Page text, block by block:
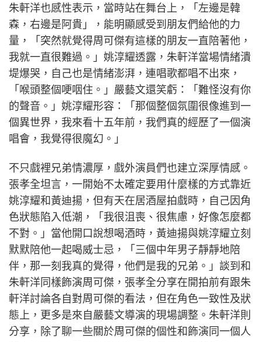
朱軒洋也感性表示，當時站在舞台上，「左邊是韓
森，右邊是阿貴」，能明顯感受到朋友們給他的力
量，「突然就覺得周可傑有這樣的朋友一直陪著他，
我就一直很難過。」姚淳耀透露，朱軒洋當場情緒潰
堤爆哭，自己也是情緒澎湃，連唱歌都唱不出來，
「喉頭整個哽咽住。」嚴藝文還笑虧：「難怪沒有你
的聲音。」姚淳耀形容：「那個整個氛圍很像進到一
個異世界，我來看十五年前，我們真的經歷了一個演
唱會，我覺得很魔幻。」
不只戲裡兄弟情濃厚，戲外演員們也建立深厚情感。
張孝全坦言，一開始不太確定要用什麼樣的方式靠近
姚淳耀和黃迪揚，但有天在居酒屋拍戲時，自己因角
色狀態陷入低潮，「我很沮喪、很焦慮，好像怎麼都
不對。」當他開口說想喝酒時，黃迪揚與姚淳耀立刻
默默陪他一起喝威士忌，「三個中年男子靜靜地陪
伴，那一刻我真的覺得，他們是我的兄弟。」談到和
朱軒洋同樣飾演周可傑，張孝全分享在開拍前有跟朱
軒洋討論各自對周可傑的看法，但在角色一致性及狀
態上，更多是來自嚴藝文導演的現場調整。朱軒洋則
分享，除了聊一些關於周可傑的個性和飾演同一個人